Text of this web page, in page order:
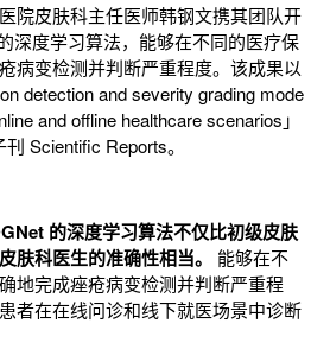
院皮肤科主任医师韩钢文携其团队开
深度学习算法，能够在不同的医疗保
病变检测并判断严重程度。该成果以
detection and severity grading mode
and offline healthcare scenarios」
Scientific Reports。
的深度学习算法不仅比初级皮肤
肤科医生的准确性相当。 能够在不
地完成痤疮病变检测并判断严重程
者在在线问诊和线下就医场景中诊断